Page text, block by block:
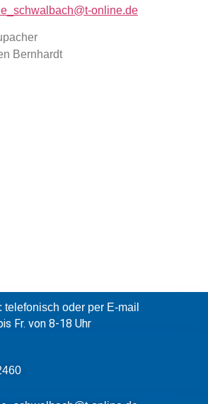
online.de
Bernhardt
oder per E-mail
Fr. von 8-18 Uhr